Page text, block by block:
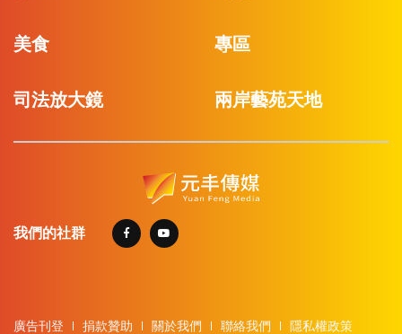
美食 專區
司法放大鏡 兩岸藝苑天地
我們的社群
廣告刊登 捐款贊助 關於我們 聯絡我們 隱私權政策